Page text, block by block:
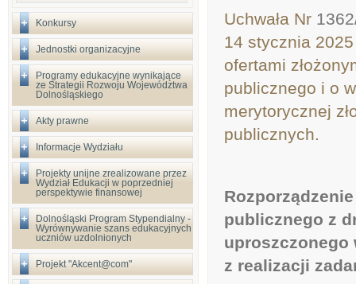
Konkursy
Jednostki organizacyjne
Programy edukacyjne wynikające
ze Strategii Rozwoju Województwa
Dolnośląskiego
Akty prawne
Informacje Wydziału
Projekty unijne zrealizowane przez
Wydział Edukacji w poprzedniej
perspektywie finansowej
Dolnośląski Program Stypendialny -
Wyrównywanie szans edukacyjnych
uczniów uzdolnionych
Projekt "Akcent@com"
Uchwała Nr
14 stycznia
ofertami
publicznego i o
merytorycznej
publicznych.
publicznego z
uproszczonego
z realizacji